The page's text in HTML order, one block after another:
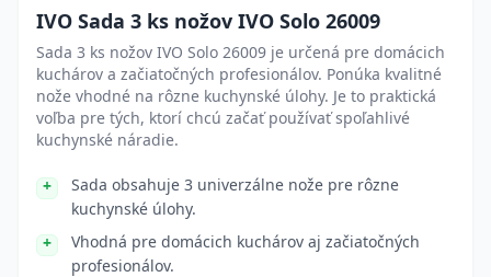
IVO Sada 3 ks nožov IVO Solo 26009
Sada 3 ks nožov IVO Solo 26009 je určená pre domácich
kuchárov a začiatočných profesionálov. Ponúka kvalitné
nože vhodné na rôzne kuchynské úlohy. Je to praktická
voľba pre tých, ktorí chcú začať používať spoľahlivé
kuchynské náradie.
Sada obsahuje 3 univerzálne nože pre rôzne
kuchynské úlohy.
Vhodná pre domácich kuchárov aj začiatočných
profesionálov.